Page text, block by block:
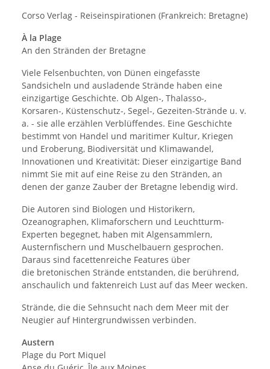
Corso Verlag - Reiseinspirationen (Frankreich: Bretagne)
À la Plage
An den Stränden der Bretagne
Viele Felsenbuchten, von Dünen eingefasste
Sandsicheln und ausladende Strände haben eine
einzigartige Geschichte. Ob Algen-, Thalasso-,
Korsaren-, Küstenschutz-, Segel-, Gezeiten-Strände u. v.
a. - sie alle erzählen Verblüffendes. Eine Geschichte
bestimmt von Handel und maritimer Kultur, Kriegen
und Eroberung, Biodiversität und Klimawandel,
Innovationen und Kreativität: Dieser einzigartige Band
nimmt Sie mit auf eine Reise zu den Stränden, an
denen der ganze Zauber der Bretagne lebendig wird.
Die Autoren sind Biologen und Historikern,
Ozeanographen, Klimaforschern und Leuchtturm-
Experten begegnet, haben mit Algensammlern,
Austernfischern und Muschelbauern gesprochen.
Daraus sind facettenreiche Features über
die bretonischen Strände entstanden, die berührend,
anschaulich und faktenreich Lust auf das Meer wecken.
Strände, die die Sehnsucht nach dem Meer mit der
Neugier auf Hintergrundwissen verbinden.
Austern
Plage du Port Miquel